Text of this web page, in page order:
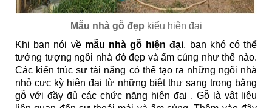
Mẫu nhà gỗ đẹp kiểu hiện đại
Khi bạn nói về mẫu nhà gỗ hiện đại, bạn khó có thể
tưởng tượng ngôi nhà đó đẹp và ấm cúng như thế nào.
Các kiến trúc sư tài năng có thể tạo ra những ngôi nhà
nhỏ cực kỳ hiện đại từ những biệt thự sang trọng bằng
gỗ với đầy đủ các chức năng hiện đại . Gỗ là vật liệu